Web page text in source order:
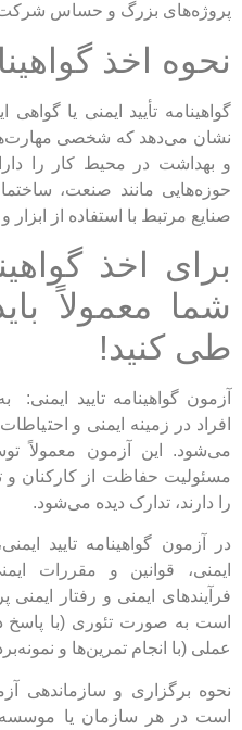
پروژه‌های بزرگ و حساس شرکت
نحوه اخذ
گواهینامه تأیید ایمنی یا
نشان می‌دهد که شخصی
و بهداشت در محیط کار را
حوزه‌هایی مانند صنعت،
صنایع مرتبط با استفاده از
برای اخذ
شما معمولاً
طی کنید!
آزمون گواهینامه تایید
افراد در زمینه ایمنی و
می‌شود. این آزمون معمولاً
مسئولیت حفاظت از کارکنان و
را دارند، تدارک دیده می‌شود.
در آزمون گواهینامه تایید
ایمنی، قوانین و مقررات
فرآیندهای ایمنی و رفتار
است به صورت تئوری (با پاسخ
عملی (با انجام تمرین‌ها و
نحوه برگزاری و سازماندهی
است در هر سازمان یا